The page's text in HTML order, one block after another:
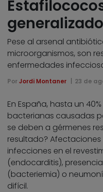
Pese al arsenal
microorganismos, son
enfermedades
Por Jordi Montaner 23 de
En España, hasta un
bacterianas causadas
se deben a gérmenes
resultado? Afectaciones
infecciones en el
(endocarditis),
(bacteriemia) o
difícil.